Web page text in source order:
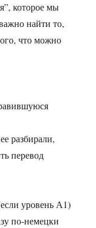
которое мы
найти то,
что можно
разбирали,
перевод
уровень А1)
по-немецки